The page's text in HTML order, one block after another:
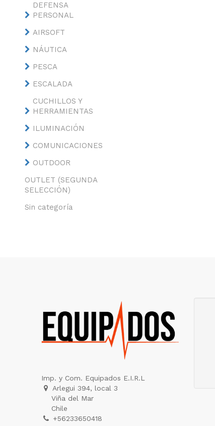
DEFENSA
PERSONAL
AIRSOFT
NÁUTICA
PESCA
ESCALADA
CUCHILLOS Y
HERRAMIENTAS
ILUMINACIÓN
COMUNICACIONES
OUTDOOR
OUTLET (SEGUNDA
SELECCIÓN)
Sin categoría
Imp. y Com. Equipados E.I.R.L
Arlegui 394, local 3
Viña del Mar
Chile
+56233650418